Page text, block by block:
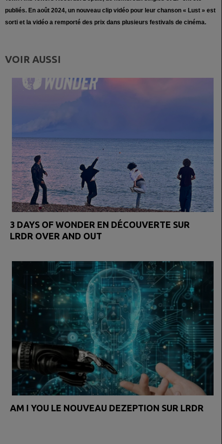
publiés. En août 2024, un nouveau clip vidéo pour leur chanson « Lust » est
sorti et la vidéo a remporté des prix dans plusieurs festivals de cinéma.
VOIR AUSSI
3 DAYS OF WONDER EN DÉCOUVERTE SUR
LRDR OVER AND OUT
AM I YOU LE NOUVEAU DEZEPTION SUR LRDR